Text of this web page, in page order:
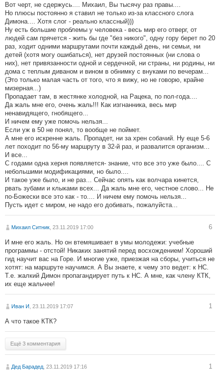
Вот черт, не сдержусь.... Михаил, Вы тысячу раз правы....
Но плюсы постоянно я ставил не только из-за классного слога
Димона.... Хотя слог - реально классный)))
Ну есть большие проблемы у человека - весь мир его отверг, от
людей сам прячется - жить бы где "без никого", одну гору берет по 20
раз, ходит одними маршрутами почти каждый день, ни семьи, ни
детей (хотя могу ошибаться), нет друзей постоянных (ни слова о
них), нет привязанности одной и сердечной, ни страны, ни родины, ни
дома с теплым диваном и вином в обнимку с внуками по вечерам...
(Это только малая часть от того, что я вижу, но не говорю, крайне
мизерная...)
Пропадает там, в жестянке холодной, на Рацека, по пол-года....
Да жаль мне его, очень жаль!!! Как изгнанника, весь мир
ненавидящего, гнобящего...
И ничем ему уже помочь нельзя...
Если уж в 50 не понял, то вообще не поймет.
А мне его искренне жаль. Пропадет, ни за хрен собачий. Ну еще 5-6
лет походит по 56-му маршруту в 32-й раз, и развалится организм...
И все...
С годами одна херня появляется- знание, что все это уже было.... С
небольшими модификациями, но было....
И такое уже было, и не раз... Сейчас опять как волчара кинется,
рвать зубами и клыками всех... Да жаль мне его, честное слово... Не
по-Божески все это как - то.... И ничем ему помочь нельзя...
Пусть идет с миром, не надо его добивать, пожалуйста...
Михаил Ситник , 23.11.2019 17:00 6
И мне его жаль. Но он втемяшивает в умы молодежи: учебные
программы - отстой! Никаких занятий перед восхождением! Хороший
гид научит вас на Горе. И многие уже, приезжая на сборы, учиться не
хотят: на маршруте научимся. А Вы знаете, к чему это ведет: к НС.
Т.е. жалкий Димон пропагандирует путь к НС. А мне, как члену КТК,
их еще жальчее!
Иван И , 23.11.2019 17:07 1
А что такое КТК?
Ещё 3 комментария
Дед Барадед , 23.11.2019 17:16 1